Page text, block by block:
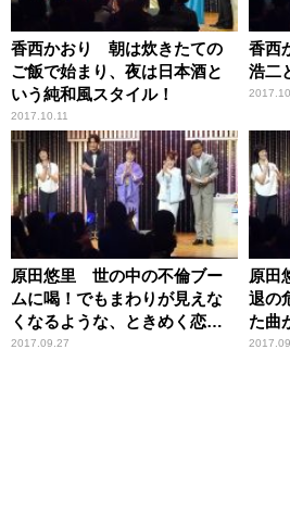
香西かおり 朝は炊きたての
ご飯で始まり、夜は日本酒と
いう純和風スタイル！
2017.10.11
香西
浩二
原田悠里 世の中の不倫ブー
ムに喝！でもまわりが見えな
くなるような、ときめく恋を
私もしたい
2017.09.27
原田
退の
た曲